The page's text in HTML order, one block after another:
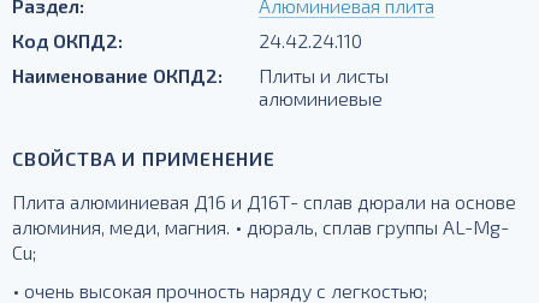
Раздел:
Алюминиевая плита
Код ОКПД2:
24.42.24.110
Наименование ОКПД2:
Плиты и листы
алюминиевые
СВОЙСТВА И ПРИМЕНЕНИЕ
Плита алюминиевая Д16 и Д16Т- сплав дюрали на основе
алюминия, меди, магния. • дюраль, сплав группы AL-Mg-
Cu;
• очень высокая прочность наряду с легкостью;